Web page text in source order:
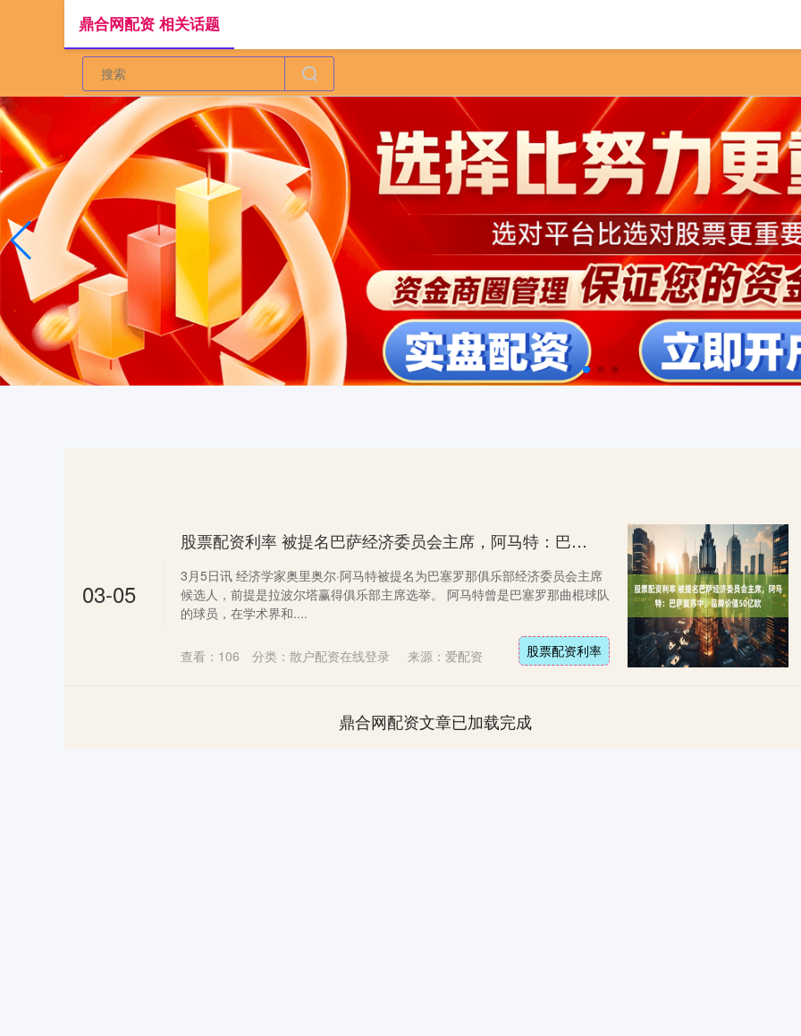
鼎合网配资 相关话题
03-05
股票配资利率 被提名巴萨经济委员会主席，阿马特：巴萨复苏中，品牌价值50亿欧
3月5日讯 经济学家奥里奥尔·阿马特被提名为巴塞罗那俱乐部经济委员会主席
候选人，前提是拉波尔塔赢得俱乐部主席选举。 阿马特曾是巴塞罗那曲棍球队
的球员，在学术界和....
股票配资利率
来源：爱配资
查看： 106 分类： 散户配资在线登录
鼎合网配资文章已加载完成